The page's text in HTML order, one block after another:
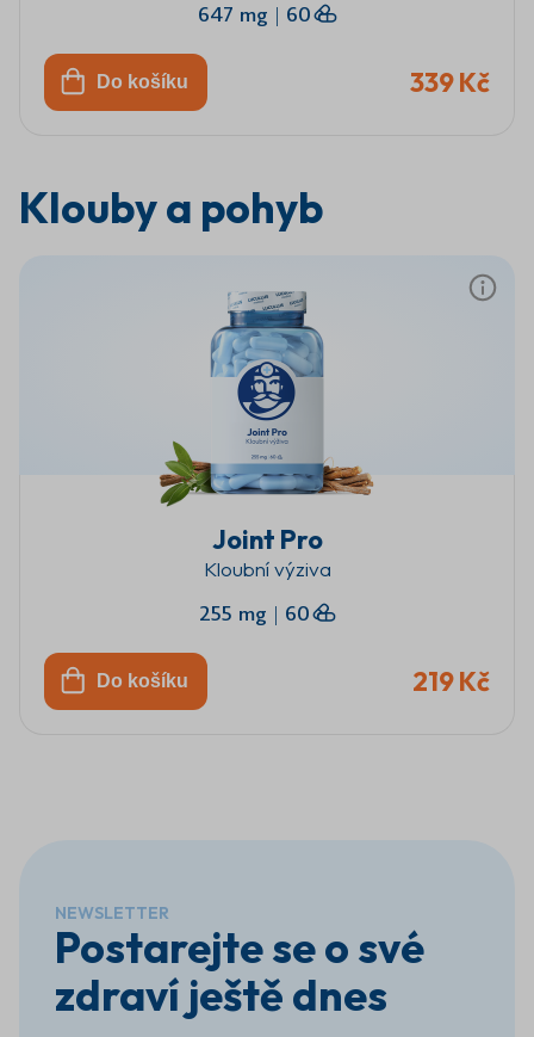
647 mg | 60
Do košíku 339 Kč
Klouby a pohyb
Joint Pro
Kloubní výziva
255 mg | 60
Do košíku 219 Kč
NEWSLETTER
Postarejte se o své
zdraví ještě dnes